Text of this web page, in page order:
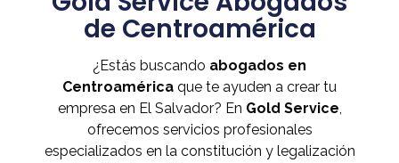
de Centroamérica
¿Estás buscando abogados en
Centroamérica que te ayuden a crear tu
empresa en El Salvador? En Gold Service,
ofrecemos servicios profesionales
especializados en la constitución y legalización